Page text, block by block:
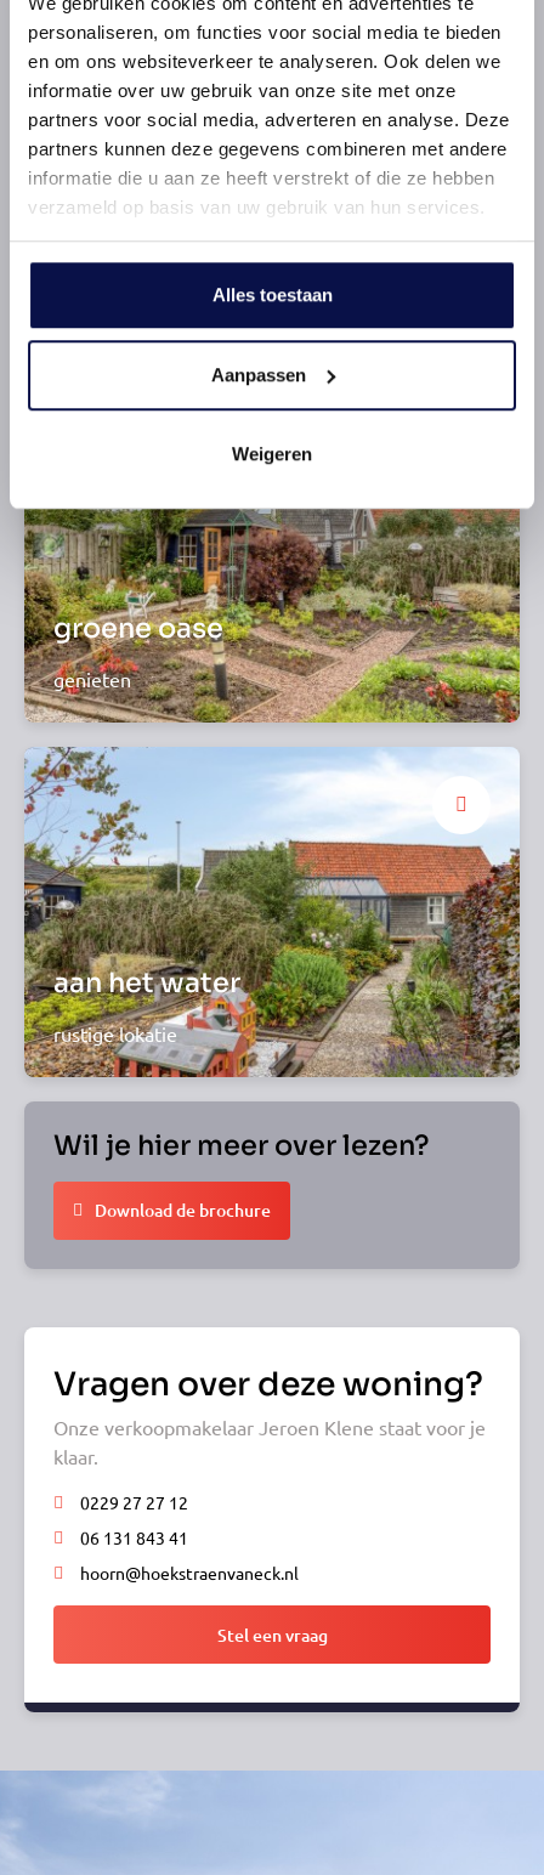
personaliseren, om functies voor social media te bieden
en om ons websiteverkeer te analyseren. Ook delen we
informatie over uw gebruik van onze site met onze
partners voor social media, adverteren en analyse. Deze
partners kunnen deze gegevens combineren met andere
informatie die u aan ze heeft verstrekt of die ze hebben
verzameld op basis van uw gebruik van hun services.
Alles toestaan
Aanpassen
Weigeren
3 slaapkamers
hoe deel jij ze in?
groene oase
genieten
aan het water
rustige lokatie
Wil je hier meer over lezen?
Download de brochure
Vragen over deze woning?
Onze verkoopmakelaar Jeroen Klene staat voor je
klaar.
0229 27 27 12
06 131 843 41
hoorn@hoekstraenvaneck.nl
Stel een vraag